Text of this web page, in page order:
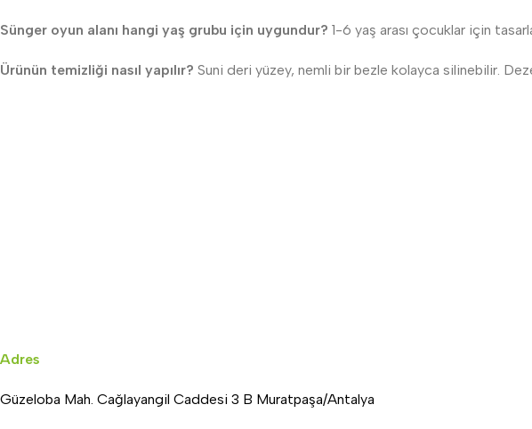
Sünger oyun alanı hangi yaş grubu için uygundur? 1-6 yaş arası çocuklar için
Ürünün temizliği nasıl yapılır? Suni deri yüzey, nemli bir bezle kolayca silinebilir.
Adres
Güzeloba Mah. Cağlayangil Caddesi 3 B Muratpaşa/Antalya